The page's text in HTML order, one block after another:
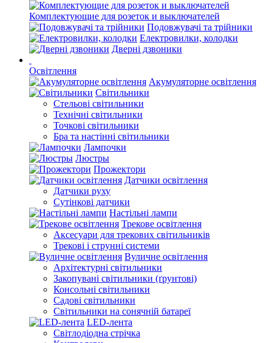
Комплектующие для розеток и выключателей
Подовжувачі та трійники
Електровилки, колодки
Дверні дзвоники
Освітлення
Акумуляторне освітлення
Світильники
Стельові світильники
Технічні світильники
Точкові світильники
Бра та настінні світильники
Лампочки
Люстры
Прожектори
Датчики освітлення
Датчики руху
Сутінкові датчики
Настільні лампи
Трекове освітлення
Аксесуари для трекових світильників
Трекові і струнні системи
Вуличне освітлення
Архітектурні світильники
Закопувані світильники (ґрунтові)
Консольні світильники
Садові світильники
Світильники на сонячній батареї
LED-лента
Світлодіодна стрічка